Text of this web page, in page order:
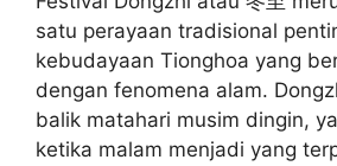
satu perayaan tradisional
kebudayaan Tionghoa yang
dengan fenomena alam.
balik matahari musim dingin,
ketika malam menjadi yang